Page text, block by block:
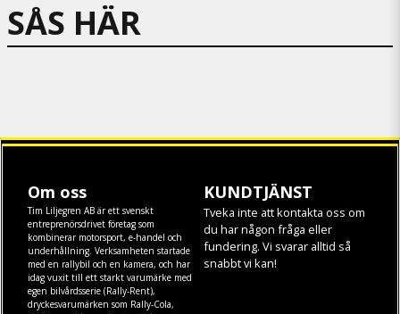
SÅS HÄR
Om oss
Tim Liljegren AB är ett svenskt
entreprenörsdrivet företag som
kombinerar motorsport, e-handel och
underhållning. Verksamheten startade
med en rallybil och en kamera, och har
idag vuxit till ett starkt varumärke med
egen bilvårdsserie (Rally-Rent),
dryckesvarumärken som Rally-Cola,
KUNDTJÄNST
Tveka inte att kontakta oss om
du har någon fråga eller
fundering. Vi svarar alltid så
snabbt vi kan!